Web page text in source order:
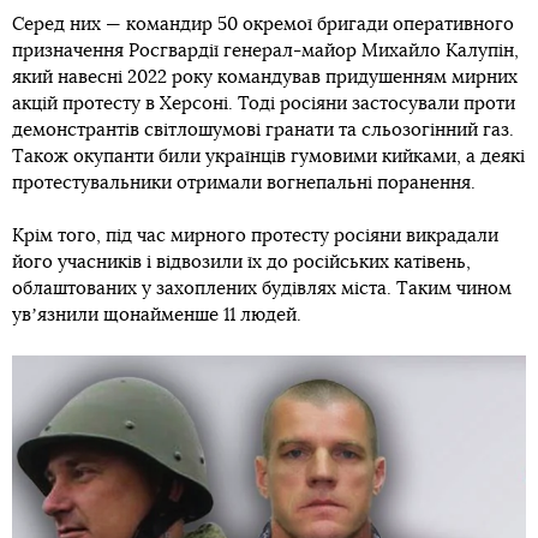
Серед них — командир 50 окремої бригади оперативного
призначення Росгвардії генерал-майор Михайло Калупін,
який навесні 2022 року командував придушенням мирних
акцій протесту в Херсоні. Тоді росіяни застосували проти
демонстрантів світлошумові гранати та сльозогінний газ.
Також окупанти били українців гумовими кийками, а деякі
протестувальники отримали вогнепальні поранення.
Крім того, під час мирного протесту росіяни викрадали
його учасників і відвозили їх до російських катівень,
облаштованих у захоплених будівлях міста. Таким чином
увʼязнили щонайменше 11 людей.